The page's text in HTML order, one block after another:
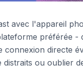
avec l'appareil
préférée -
connexion directe
ou oublier